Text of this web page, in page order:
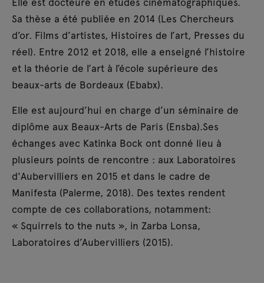
Sa thèse a été publiée en 2014 (Les Chercheurs
d’or. Films d’artistes, Histoires de l’art, Presses du
réel). Entre 2012 et 2018, elle a enseigné l’histoire
et la théorie de l’art à l’école supérieure des
beaux-arts de Bordeaux (Ebabx).
Elle est aujourd’hui en charge d’un séminaire de
diplôme aux Beaux-Arts de Paris (Ensba).Ses
échanges avec Katinka Bock ont donné lieu à
plusieurs points de rencontre : aux Laboratoires
d'Aubervilliers en 2015 et dans le cadre de
Manifesta (Palerme, 2018). Des textes rendent
compte de ces collaborations, notamment:
« Squirrels to the nuts », in Zarba Lonsa,
Laboratoires d’Aubervilliers (2015).